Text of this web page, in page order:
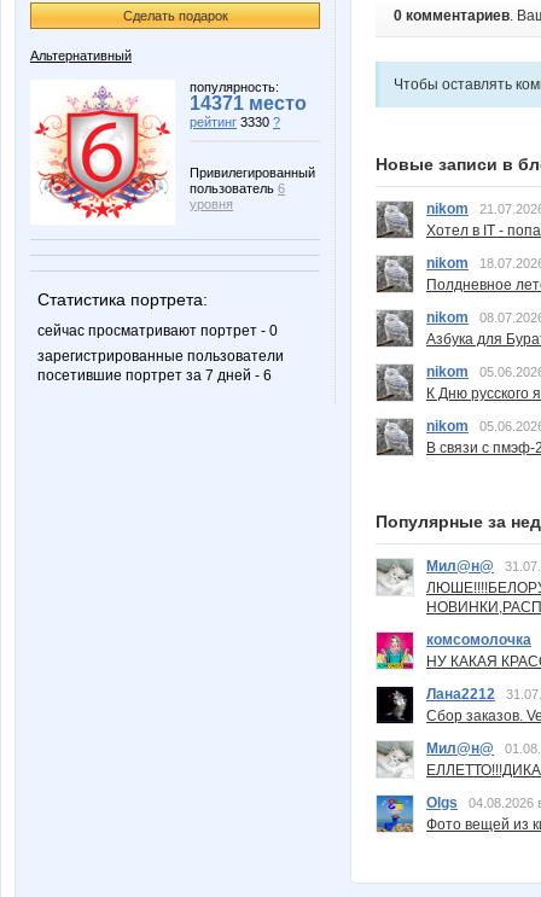
Сделать подарок
Альтернативный
популярность:
14371 место
рейтинг 3330 ?
Привилегированный
пользователь 6
уровня
Статистика портрета:
сейчас просматривают портрет - 0
зарегистрированные пользователи
посетившие портрет за 7 дней - 6
0 комментариев.
Чтобы оставлять
Новые записи в
nikom
Хотел в IT -
nikom
Полдневное
nikom
Азбука для
nikom
К Дню русского
nikom
В связи с пмэф-
Популярные за
Мил@н@
комсомолочка
НУ КАКАЯ
Лана2212
Сбор заказов.
Мил@н@
Olgs
04.08.2026
Фото вещей из